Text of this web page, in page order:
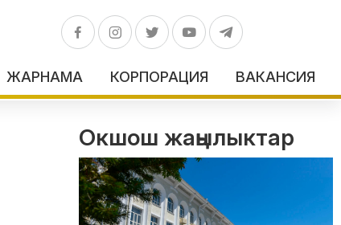
ЖАРНАМА КОРПОРАЦИЯ ВАКАНСИЯ
Окшош жаңылыктар